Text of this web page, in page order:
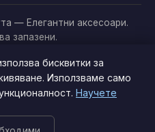
— Елегантни аксесоари.
запазени.
Този сайт е независим и
линкове. Когато купите
малка комисиона от
покупката за вас. Това
сайта безплатен.
за по-добро
бисквитки за
Използваме само
Научете